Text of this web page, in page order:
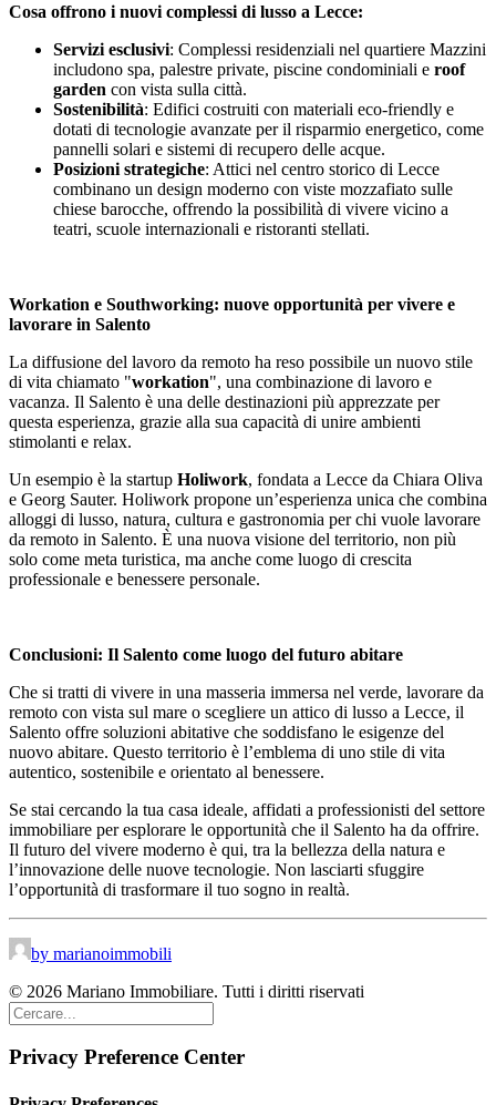
Cosa offrono i nuovi complessi di lusso a Lecce:
Servizi esclusivi: Complessi residenziali nel quartiere Mazzini
includono spa, palestre private, piscine condominiali e roof
garden con vista sulla città.
Sostenibilità: Edifici costruiti con materiali eco-friendly e
dotati di tecnologie avanzate per il risparmio energetico, come
pannelli solari e sistemi di recupero delle acque.
Posizioni strategiche: Attici nel centro storico di Lecce
combinano un design moderno con viste mozzafiato sulle
chiese barocche, offrendo la possibilità di vivere vicino a
teatri, scuole internazionali e ristoranti stellati.
Workation e Southworking: nuove opportunità per vivere e
lavorare in Salento
La diffusione del lavoro da remoto ha reso possibile un nuovo stile
di vita chiamato "workation", una combinazione di lavoro e
vacanza. Il Salento è una delle destinazioni più apprezzate per
questa esperienza, grazie alla sua capacità di unire ambienti
stimolanti e relax.
Un esempio è la startup Holiwork, fondata a Lecce da Chiara Oliva
e Georg Sauter. Holiwork propone un’esperienza unica che combina
alloggi di lusso, natura, cultura e gastronomia per chi vuole lavorare
da remoto in Salento. È una nuova visione del territorio, non più
solo come meta turistica, ma anche come luogo di crescita
professionale e benessere personale.
Conclusioni: Il Salento come luogo del futuro abitare
Che si tratti di vivere in una masseria immersa nel verde, lavorare da
remoto con vista sul mare o scegliere un attico di lusso a Lecce, il
Salento offre soluzioni abitative che soddisfano le esigenze del
nuovo abitare. Questo territorio è l’emblema di uno stile di vita
autentico, sostenibile e orientato al benessere.
Se stai cercando la tua casa ideale, affidati a professionisti del settore
immobiliare per esplorare le opportunità che il Salento ha da offrire.
Il futuro del vivere moderno è qui, tra la bellezza della natura e
l’innovazione delle nuove tecnologie. Non lasciarti sfuggire
l’opportunità di trasformare il tuo sogno in realtà.
by marianoimmobili
© 2026 Mariano Immobiliare. Tutti i diritti riservati
Privacy Preference Center